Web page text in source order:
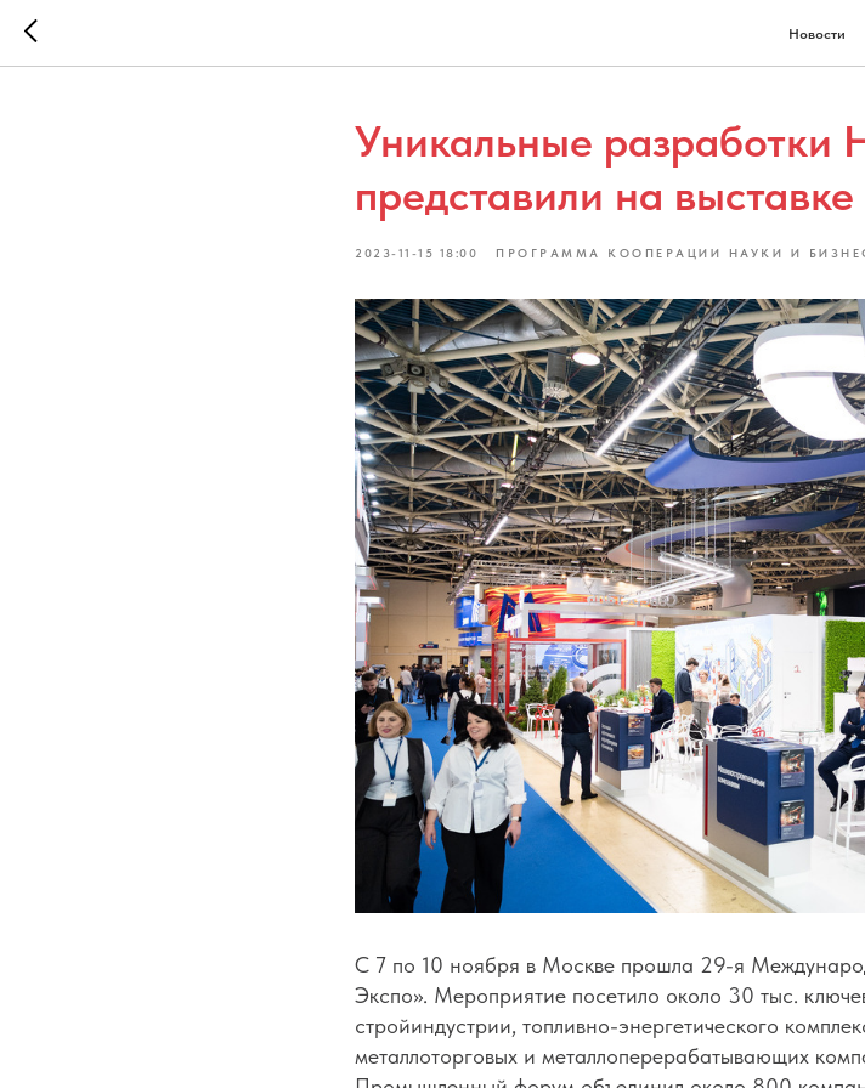
Новости
Уникальные
представили на
2023-11-15 18:00 ПРОГРАММА КООПЕРАЦИИ НАУКИ И
С 7 по 10 ноября в Москве прошла 29-я
Экспо». Мероприятие посетило около 30 тыс.
стройиндустрии, топливно-энергетического
металлоторговых и металлоперерабатывающих